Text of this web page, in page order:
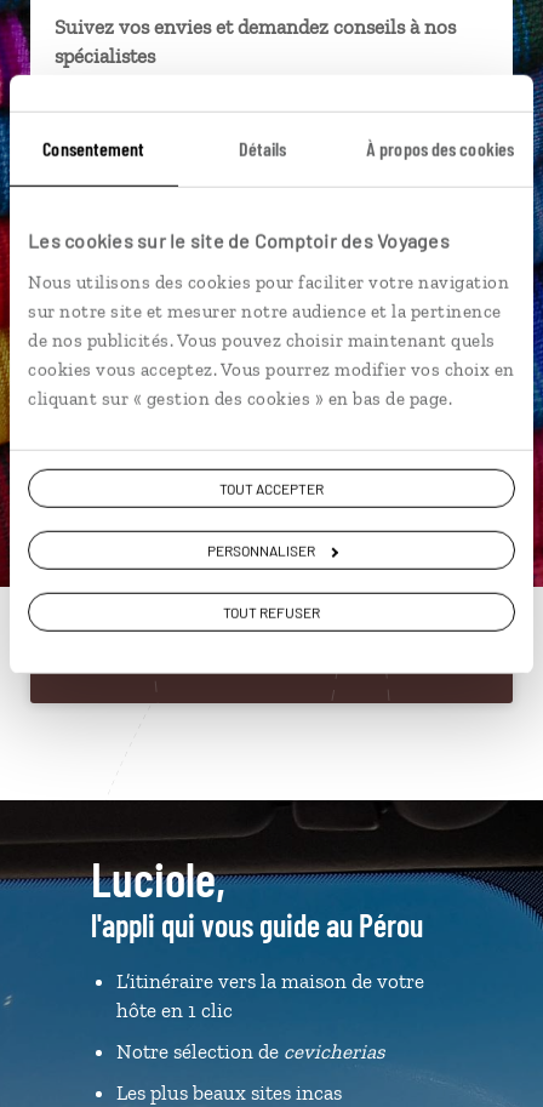
Consentement Détails À propos des cookies
Les cookies sur le site de Comptoir des Voyages
Nous utilisons des cookies pour faciliter votre navigation
sur notre site et mesurer notre audience et la pertinence
de nos publicités. Vous pouvez choisir maintenant quels
cookies vous acceptez. Vous pourrez modifier vos choix en
cliquant sur « gestion des cookies » en bas de page.
TOUT ACCEPTER
PERSONNALISER
TOUT REFUSER
Suivez vos envies et demandez conseils à nos
spécialistes
Ils sauront organiser votre itinéraire au plus
près de vos envies et de la réalité du pays.
Échangez en face à face ou depuis nos studios
téléphone.
Vous gardez le même interlocuteur avant,
pendant et après votre voyage.
ou
Construisez votre voyage avec un spécialiste Pérou
01 86 95 65 48
Luciole,
l'appli qui vous guide au Pérou
L’itinéraire vers la maison de votre
hôte en 1 clic
Notre sélection de cevicherias
Les plus beaux sites incas